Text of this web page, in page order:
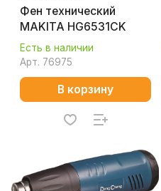
Фен технический
MAKITA HG6531CK
Есть в наличии
Арт. 76975
В корзину